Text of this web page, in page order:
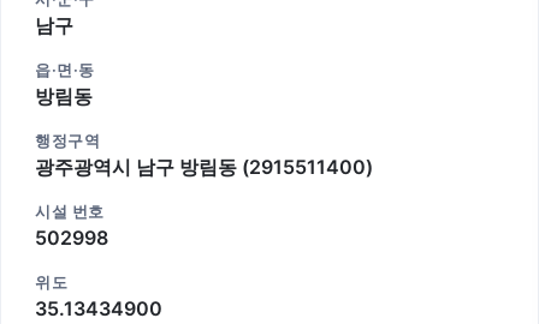
남구
읍·면·동
방림동
행정구역
광주광역시 남구 방림동 (2915511400)
시설 번호
502998
위도
35.13434900